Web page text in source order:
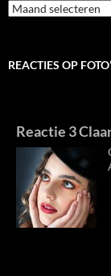
Archieven
REACTIES OP
Reactie 3